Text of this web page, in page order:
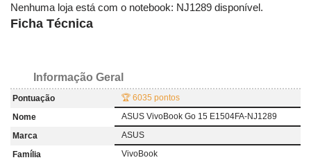
Nenhuma loja está com o notebook: NJ1289 disponível.
Ficha Técnica
Informação Geral
Pontuação
🏆 6035 pontos
Nome
ASUS VivoBook Go 15 E1504FA-NJ1289
Marca
ASUS
Família
VivoBook